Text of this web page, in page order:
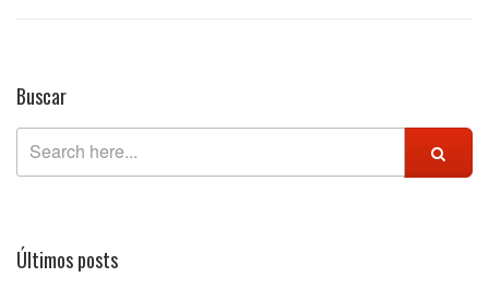
Buscar
Últimos posts